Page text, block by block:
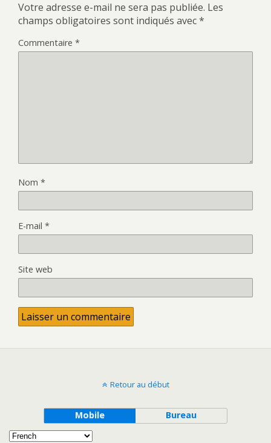
Votre adresse e-mail ne sera pas publiée. Les
champs obligatoires sont indiqués avec*
Commentaire *
Nom *
E-mail *
Site web
Retour au début
Mobile Bureau